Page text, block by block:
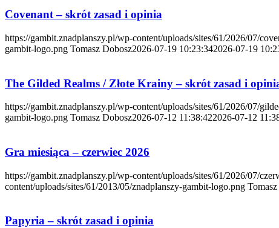
Covenant – skrót zasad i opinia
https://gambit.znadplanszy.pl/wp-content/uploads/sites/61/2026/07/
gambit-logo.png Tomasz Dobosz2026-07-19 10:23:342026-07-19
The Gilded Realms / Złote Krainy – skrót zasad i
https://gambit.znadplanszy.pl/wp-content/uploads/sites/61/2026/07/
gambit-logo.png Tomasz Dobosz2026-07-12 11:38:422026-07-12
Gra miesiąca – czerwiec 2026
https://gambit.znadplanszy.pl/wp-content/uploads/sites/61/2026/07/
content/uploads/sites/61/2013/05/znadplanszy-gambit-logo.png
Papyria – skrót zasad i opinia